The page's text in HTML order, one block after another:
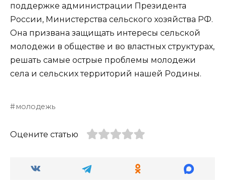
поддержке администрации Президента
России, Министерства сельского хозяйства РФ.
Она призвана защищать интересы сельской
молодежи в обществе и во властных структурах,
решать самые острые проблемы молодежи
села и сельских территорий нашей Родины.
молодежь
Оцените статью